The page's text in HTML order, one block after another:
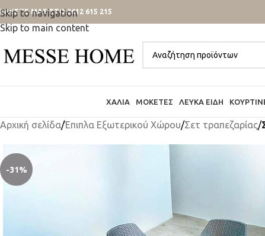
Skip to navigation
Skip to main content
ΜΑΣ ΣΤΟ 2612 615 215
ΧΑΛΙΆ ΜΟΚΈΤΕΣ ΛΕΥΚΆ ΕΊΔΗ
Αρχική σελίδα/Έπιπλα Εξωτερικού Χώρου/Σετ τραπεζαρίας/
-31%